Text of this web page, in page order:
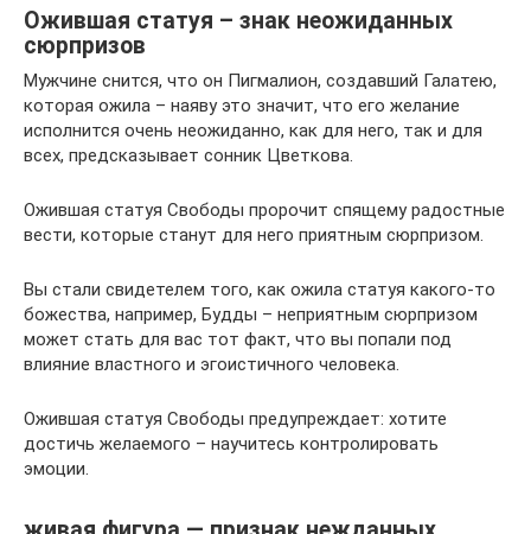
Ожившая статуя – знак неожиданных
сюрпризов
Мужчине снится, что он Пигмалион, создавший Галатею,
которая ожила – наяву это значит, что его желание
исполнится очень неожиданно, как для него, так и для
всех, предсказывает сонник Цветкова.
Ожившая статуя Свободы пророчит спящему радостные
вести, которые станут для него приятным сюрпризом.
Вы стали свидетелем того, как ожила статуя какого-то
божества, например, Будды – неприятным сюрпризом
может стать для вас тот факт, что вы попали под
влияние властного и эгоистичного человека.
Ожившая статуя Свободы предупреждает: хотите
достичь желаемого – научитесь контролировать
эмоции.